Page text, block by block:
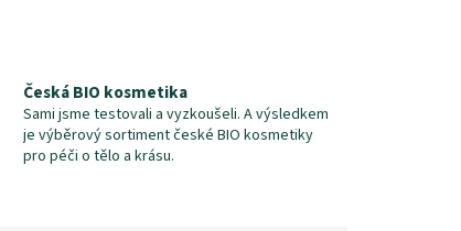
Česká BIO kosmetika
Sami jsme testovali a vyzkoušeli. A výsledkem
je výběrový sortiment české BIO kosmetiky
pro péči o tělo a krásu.